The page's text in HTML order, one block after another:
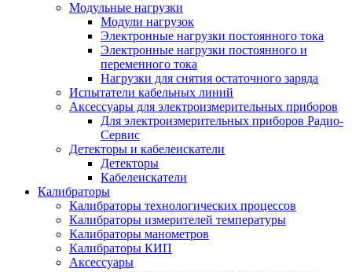
Модульные нагрузки
Модули нагрузок
Электронные нагрузки постоянного тока
Электронные нагрузки постоянного и
переменного тока
Нагрузки для снятия остаточного заряда
Испытатели кабельных линий
Аксессуары для электроизмерительных приборов
Для электроизмерительных приборов Радио-
Сервис
Детекторы и кабелеискатели
Детекторы
Кабелеискатели
Калибраторы
Калибраторы технологических процессов
Калибраторы измерителей температуры
Калибраторы манометров
Калибраторы КИП
Аксессуары